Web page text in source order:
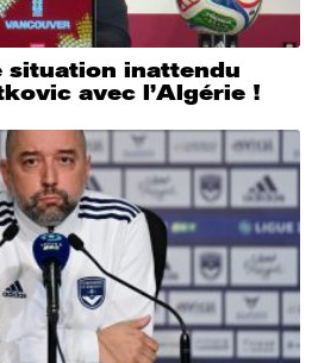
situation inattendu
avec l’Algérie !